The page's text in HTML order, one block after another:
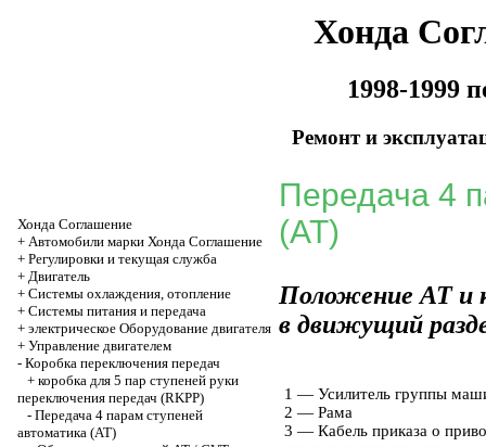
Хонда
1998-1999
Ремонт и
Хонда Соглашение
+ Автомобили марки Хонда Соглашение
+ Регулировки и текущая служба
+ Двигатель
+ Системы охлаждения, отопление
+ Системы питания и передача
+ электрическое Оборудование двигателя
+ Управление двигателем
- Коробка переключения передач
+ коробка для 5 пар ступеней руки
переключения передач (RKPP)
- Передача 4 парам ступеней
автоматика (AT)
Передача 4
(AT)
Положение AT и
в движущий
1 — Усилитель группы
2 — Рама
3 — Кабель приказа о